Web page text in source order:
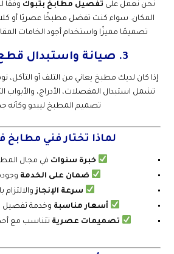
نحن نعمل على تفصيل مطابخ بتبوك وفقًا
المكان. سواء كنت تفضل مطبخًا عصريًا أو
تصميمًا مميزًا واستخدام أجود الخامات
3. صيانة واستبدال قطع المطابخ
إذا كان لديك مطبخ يعاني من التلف أو التآكل،
تشمل استبدال المفصلات، الأدراج، والأبواب
تصميم المطبخ ليبدو وكأنه
لماذا تختار فني مطابخ
خبرة سنوات في مجال
ضمان على الخدمة
سرعة الإنجازوالالتزام
أسعار مناسبة وخدمة تفصيل
تصميمات عصرية تتناسب مع